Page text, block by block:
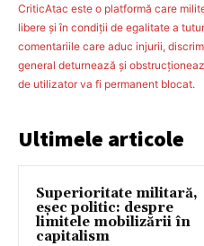
CriticAtac este o platformă care
libere şi în condiţii de egalitate a
comentariile care aduc injurii,
general deturnează şi
de utilizator va fi permanent blocat.
Ultimele articole
Superioritate militară,
eșec politic: despre
limitele mobilizării în
capitalism